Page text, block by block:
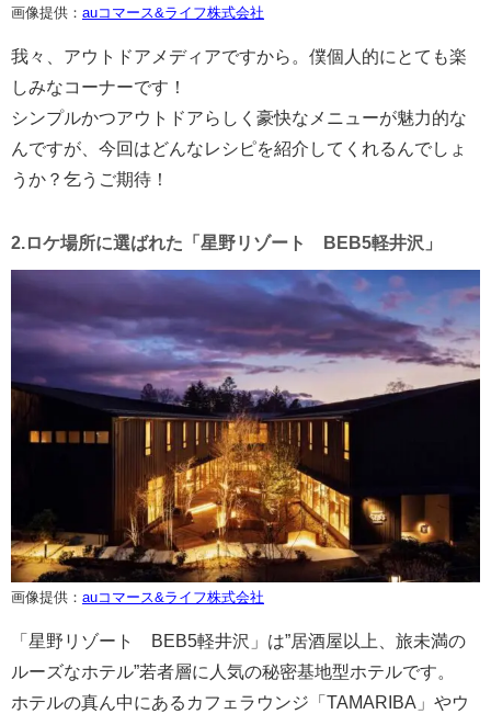
画像提供： auコマース&ライフ株式会社
我々、アウトドアメディアですから。僕個人的にとても楽
しみなコーナーです！
シンプルかつアウトドアらしく豪快なメニューが魅力的な
んですが、今回はどんなレシピを紹介してくれるんでしょ
うか？乞うご期待！
2.ロケ場所に選ばれた「星野リゾート BEB5軽井沢」
画像提供： auコマース&ライフ株式会社
「星野リゾート BEB5軽井沢」は”居酒屋以上、旅未満の
ルーズなホテル”若者層に人気の秘密基地型ホテルです。
ホテルの真ん中にあるカフェラウンジ「TAMARIBA」やウ